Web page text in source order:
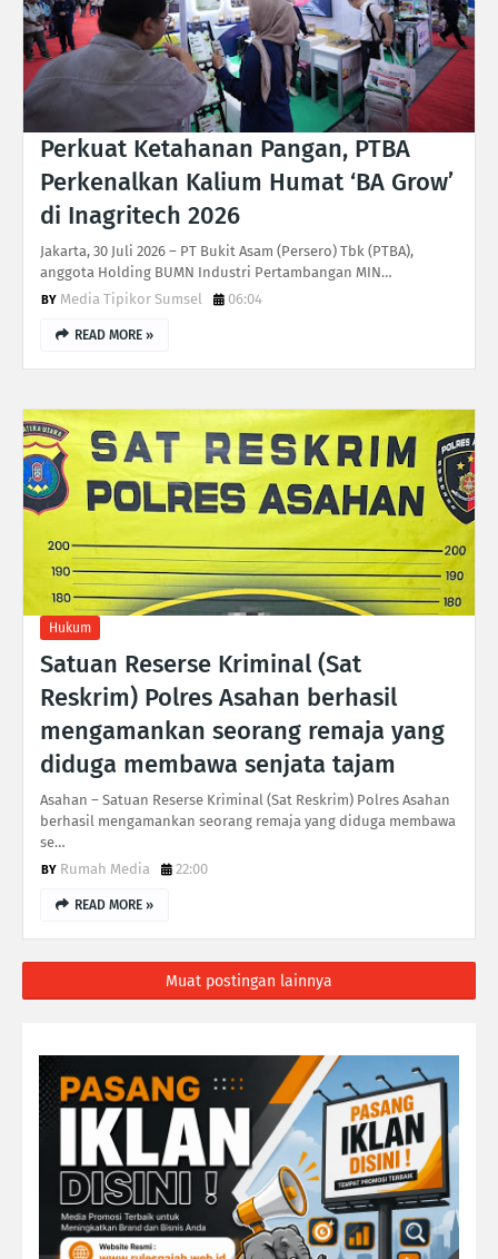
Perkuat Ketahanan Pangan, PTBA
Perkenalkan Kalium Humat ‘BA Grow’
di Inagritech 2026
Jakarta, 30 Juli 2026 – PT Bukit Asam (Persero) Tbk (PTBA),
anggota Holding BUMN Industri Pertambangan MIN…
Media Tipikor Sumsel
06:04
READ MORE »
Hukum
Satuan Reserse Kriminal (Sat
Reskrim) Polres Asahan berhasil
mengamankan seorang remaja yang
diduga membawa senjata tajam
Asahan – Satuan Reserse Kriminal (Sat Reskrim) Polres Asahan
berhasil mengamankan seorang remaja yang diduga membawa
se…
Rumah Media
22:00
READ MORE »
Muat postingan lainnya